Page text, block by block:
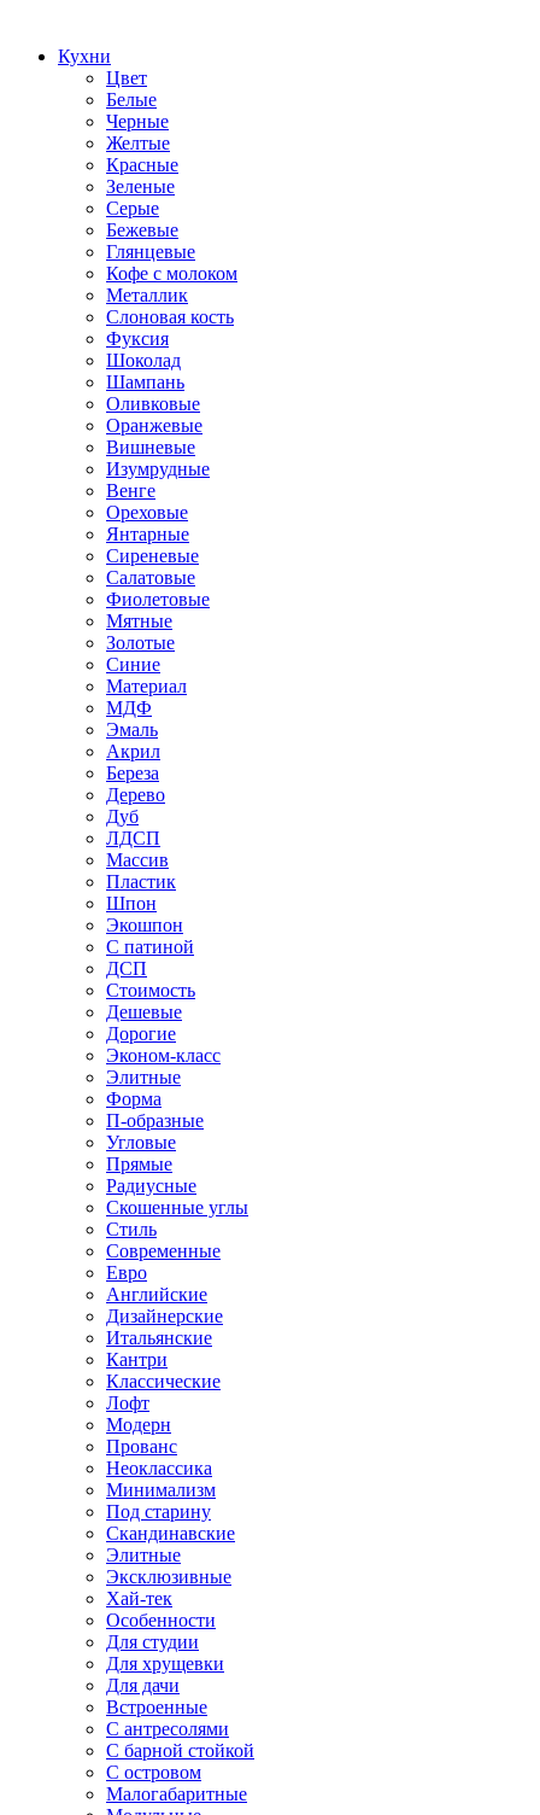
Кухни
Цвет
Белые
Черные
Желтые
Красные
Зеленые
Серые
Бежевые
Глянцевые
Кофе с молоком
Металлик
Слоновая кость
Фуксия
Шоколад
Шампань
Оливковые
Оранжевые
Вишневые
Изумрудные
Венге
Ореховые
Янтарные
Сиреневые
Салатовые
Фиолетовые
Мятные
Золотые
Синие
Материал
МДФ
Эмаль
Акрил
Береза
Дерево
Дуб
ЛДСП
Массив
Пластик
Шпон
Экошпон
С патиной
ДСП
Стоимость
Дешевые
Дорогие
Эконом-класс
Элитные
Форма
П-образные
Угловые
Прямые
Радиусные
Скошенные углы
Стиль
Современные
Евро
Английские
Дизайнерские
Итальянские
Кантри
Классические
Лофт
Модерн
Прованс
Неоклассика
Минимализм
Под старину
Скандинавские
Элитные
Эксклюзивные
Хай-тек
Особенности
Для студии
Для хрущевки
Для дачи
Встроенные
С антресолями
С барной стойкой
С островом
Малогабаритные